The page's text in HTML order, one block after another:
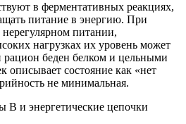
в ферментативных реакциях,
питание в энергию. При
питании,
нагрузках их уровень может
рацион беден белком и цельными
описывает состояние как «нет
не минимальная.